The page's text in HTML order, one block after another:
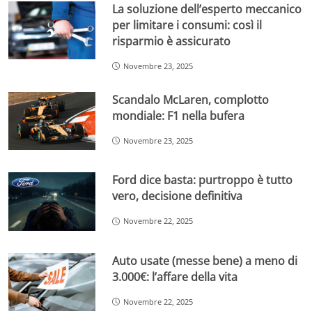
La soluzione dell’esperto meccanico
per limitare i consumi: così il
risparmio è assicurato
Novembre 23, 2025
Scandalo McLaren, complotto
mondiale: F1 nella bufera
Novembre 23, 2025
Ford dice basta: purtroppo è tutto
vero, decisione definitiva
Novembre 22, 2025
Auto usate (messe bene) a meno di
3.000€: l’affare della vita
Novembre 22, 2025